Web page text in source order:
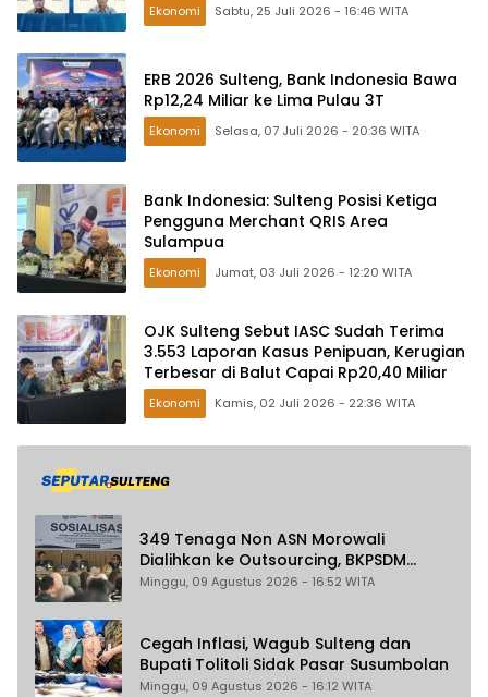
Ekonomi Sabtu, 25 Juli 2026 - 16:46 WITA
ERB 2026 Sulteng, Bank Indonesia Bawa
Rp12,24 Miliar ke Lima Pulau 3T
Ekonomi Selasa, 07 Juli 2026 - 20:36 WITA
Bank Indonesia: Sulteng Posisi Ketiga
Pengguna Merchant QRIS Area
Sulampua
Ekonomi Jumat, 03 Juli 2026 - 12:20 WITA
OJK Sulteng Sebut IASC Sudah Terima
3.553 Laporan Kasus Penipuan, Kerugian
Terbesar di Balut Capai Rp20,40 Miliar
Ekonomi Kamis, 02 Juli 2026 - 22:36 WITA
349 Tenaga Non ASN Morowali
Dialihkan ke Outsourcing, BKPSDM
Pastikan Gaji Tak Berubah dan Dapat
Minggu, 09 Agustus 2026 - 16:52 WITA
Cegah Inflasi, Wagub Sulteng dan
Bupati Tolitoli Sidak Pasar Susumbolan
Minggu, 09 Agustus 2026 - 16:12 WITA